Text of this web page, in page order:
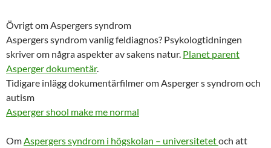
Övrigt om Aspergers syndrom
Aspergers syndrom vanlig feldiagnos? Psykologtidningen
skriver om några aspekter av sakens natur. Planet parent
Asperger dokumentär.
Tidigare inlägg dokumentärfilmer om Asperger s syndrom och
autism
Asperger shool make me normal
OmAspergers syndrom i högskolan – universitetetoch att